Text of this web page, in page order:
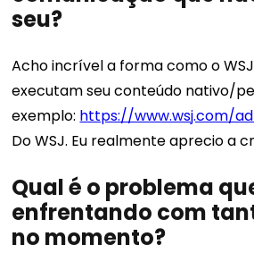
seu?
Acho incrível a forma como o WSJ
executam seu conteúdo nativo/
exemplo: https://www.wsj.com/
Do WSJ. Eu realmente aprecio a
Qual é o problema
enfrentando com
no momento?